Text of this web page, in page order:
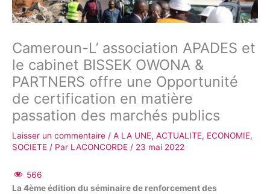
Cameroun-L’ association APADES et
le cabinet BISSEK OWONA &
PARTNERS offre une Opportunité
de certification en matière
passation des marchés publics
Laisser un commentaire / A LA UNE, ACTUALITE, ECONOMIE,
SOCIETE / Par LACONCORDE / 23 mai 2022
566
La 4ème édition du séminaire de renforcement des